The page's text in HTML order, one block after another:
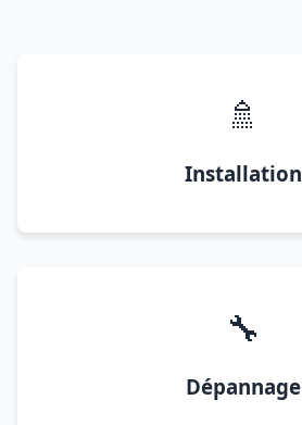
🚿
Installation
🔧
Dépannage